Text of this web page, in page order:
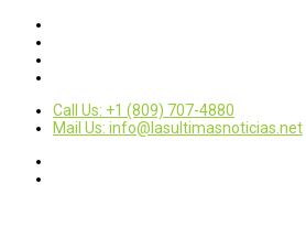
Call Us: +1 (809) 707-4880
Mail Us: info@lasultimasnoticias.net